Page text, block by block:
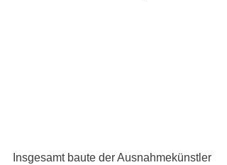
Insgesamt baute der Ausnahmekünstler